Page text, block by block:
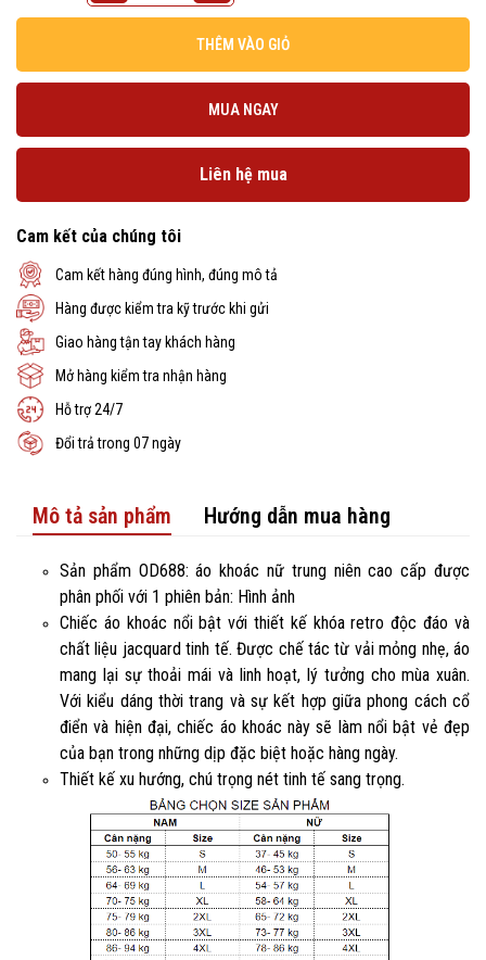
THÊM VÀO GIỎ
MUA NGAY
Liên hệ mua
Cam kết của chúng tôi
Cam kết hàng đúng hình, đúng mô tả
Hàng được kiểm tra kỹ trước khi gửi
Giao hàng tận tay khách hàng
Mở hàng kiểm tra nhận hàng
Hỗ trợ 24/7
Đổi trả trong 07 ngày
Mô tả sản phẩm Hướng dẫn mua hàng
Sản phẩm OD688: áo khoác nữ trung niên cao cấp được
phân phối với 1 phiên bản: Hình ảnh
Chiếc áo khoác nổi bật với thiết kế khóa retro độc đáo và
chất liệu jacquard tinh tế. Được chế tác từ vải mỏng nhẹ, áo
mang lại sự thoải mái và linh hoạt, lý tưởng cho mùa xuân.
Với kiểu dáng thời trang và sự kết hợp giữa phong cách cổ
điển và hiện đại, chiếc áo khoác này sẽ làm nổi bật vẻ đẹp
của bạn trong những dịp đặc biệt hoặc hàng ngày.
Thiết kế xu hướng, chú trọng nét tinh tế sang trọng.